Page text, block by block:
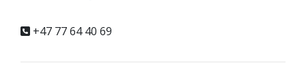
+47 77 64 40 69